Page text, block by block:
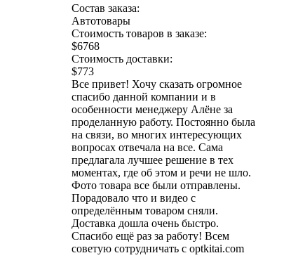
Состав заказа:
Автотовары
Стоимость товаров в заказе:
$6768
Стоимость доставки:
$773
Все привет! Хочу сказать огромное
спасибо данной компании и в
особенности менеджеру Алёне за
проделанную работу. Постоянно была
на связи, во многих интересующих
вопросах отвечала на все. Сама
предлагала лучшее решение в тех
моментах, где об этом и речи не шло.
Фото товара все были отправлены.
Порадовало что и видео с
определённым товаром сняли.
Доставка дошла очень быстро.
Спасибо ещё раз за работу! Всем
советую сотрудничать с optkitai.com